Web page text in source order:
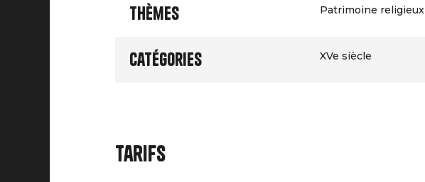
Thèmes Patrimoine religieux
Catégories XVe siècle
Tarifs